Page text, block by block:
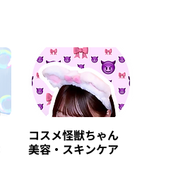
コスメ怪獣ちゃん
美容・スキンケア